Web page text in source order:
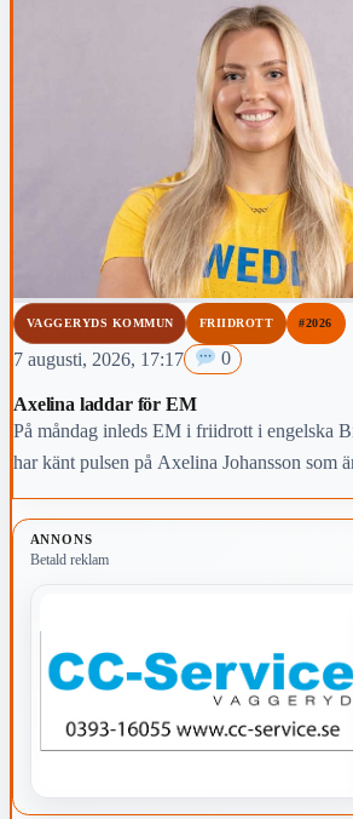
VAGGERYDS KOMMUN FRIIDROTT #2026
7 augusti, 2026, 17:17 0
Axelina laddar för EM
På måndag inleds EM i friidrott i engelska
har känt pulsen på Axelina Johansson som
deltagare.
ANNONS
Betald reklam